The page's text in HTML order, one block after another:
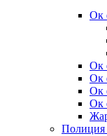
Ок
Ок
Ок
Ок
Ок
Полиция